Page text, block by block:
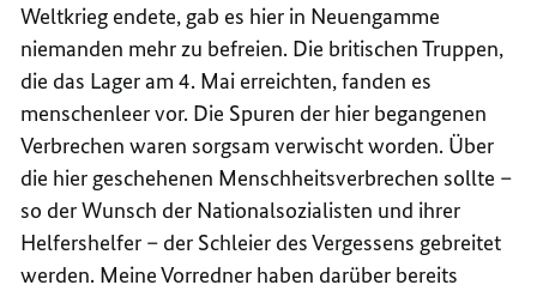
Weltkrieg endete, gab es hier in Neuengamme
niemanden mehr zu befreien. Die britischen Truppen,
die das Lager am 4. Mai erreichten, fanden es
menschenleer vor. Die Spuren der hier begangenen
Verbrechen waren sorgsam verwischt worden. Über
die hier geschehenen Menschheitsverbrechen sollte –
so der Wunsch der Nationalsozialisten und ihrer
Helfershelfer – der Schleier des Vergessens gebreitet
werden. Meine Vorredner haben darüber bereits